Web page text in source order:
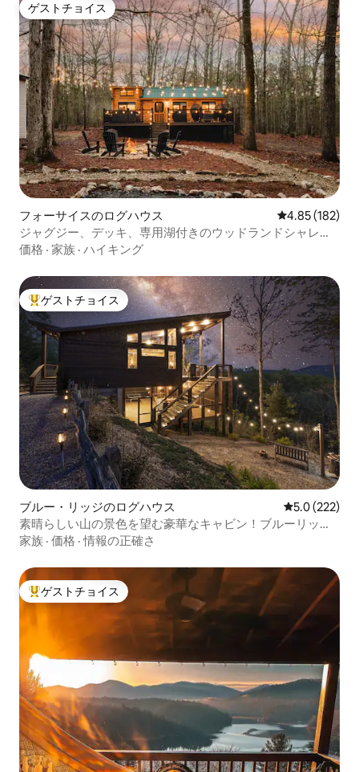
ゲストチョイス
ゲストチョイス
フォーサイスのログハウス レビュー182
4.85 (182)
ジャグジー、デッキ、専用湖付きのウッドランドシャレ
ー！
価格 · 家族 · ハイキング
大好評のゲストチョイスです。
ゲストチョイス
ブルー・リッジのログハウス レビュー222
5.0 (222)
素晴らしい山の景色を望む豪華なキャビン！ブルーリッジ
山脈に近い
家族 · 価格 ·情報の正確さ
大好評のゲストチョイスです。
ゲストチョイス